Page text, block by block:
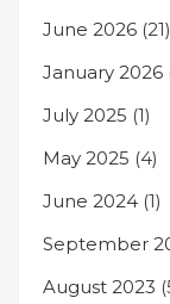
June 2026 (21)
January 2026
July 2025 (1)
May 2025 (4)
June 2024 (1)
September
August 2023